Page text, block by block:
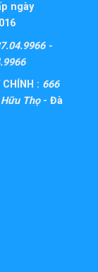
ngày
-
CHÍNH : 666
Thọ- Đà